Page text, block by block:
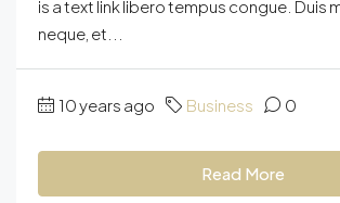
is a text link libero tempus congue. Duis
neque, et...
10 years ago Business 0
Read More